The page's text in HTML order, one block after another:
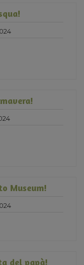
Museum!
del papà!